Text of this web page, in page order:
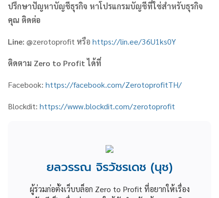
ปรึกษาปัญหาบัญชีธุรกิจ หาโปรแกรมบัญชีที่ใช่สำหรับธุรกิจ
คุณ ติดต่อ
Line: @zerotoprofit หรือ https://lin.ee/36U1ks0Y
ติดตาม Zero to Profitได้ที่
Facebook: https://facebook.com/ZerotoprofitTH/
Blockdit: https://www.blockdit.com/zerotoprofit
ยลวรรณ จิรวัชรเดช (นุช)
ผู้ร่วมก่อตั้งเว็บบล็อก Zero to Profit ที่อยากให้เรื่อง